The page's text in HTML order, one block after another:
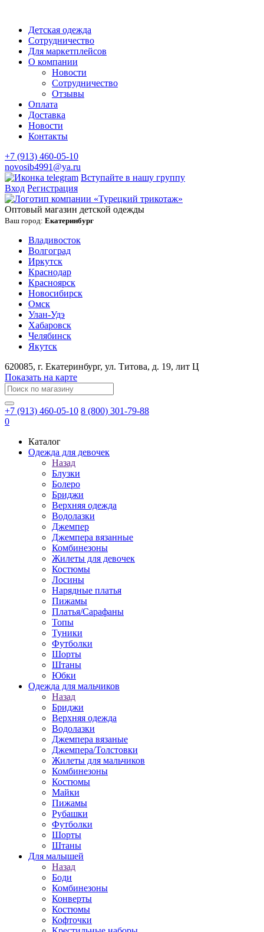
Детская одежда
Сотрудничество
Для маркетплейсов
О компании
Новости
Сотрудничество
Отзывы
Оплата
Доставка
Новости
Контакты
+7 (913) 460-05-10
novosib4991@ya.ru
Вступайте в нашу группу
Вход Регистрация
Оптовый магазин детской одежды
Ваш город: Екатеринбург
Владивосток
Волгоград
Иркутск
Краснодар
Красноярск
Новосибирск
Омск
Улан-Удэ
Хабаровск
Челябинск
Якутск
620085, г. Екатеринбург, ул. ​Титова, д. 19, лит Ц
Показать на карте
+7 (913) 460-05-10 8 (800) 301-79-88
0
Каталог
Одежда для девочек
Назад
Блузки
Болеро
Бриджи
Верхняя одежда
Водолазки
Джемпер
Джемпера вязанные
Комбинезоны
Жилеты для девочек
Костюмы
Лосины
Нарядные платья
Пижамы
Платья/Сарафаны
Топы
Туники
Футболки
Шорты
Штаны
Юбки
Одежда для мальчиков
Назад
Бриджи
Верхняя одежда
Водолазки
Джемпера вязаные
Джемпера/Толстовки
Жилеты для мальчиков
Комбинезоны
Костюмы
Майки
Пижамы
Рубашки
Футболки
Шорты
Штаны
Для малышей
Назад
Боди
Комбинезоны
Конверты
Костюмы
Кофточки